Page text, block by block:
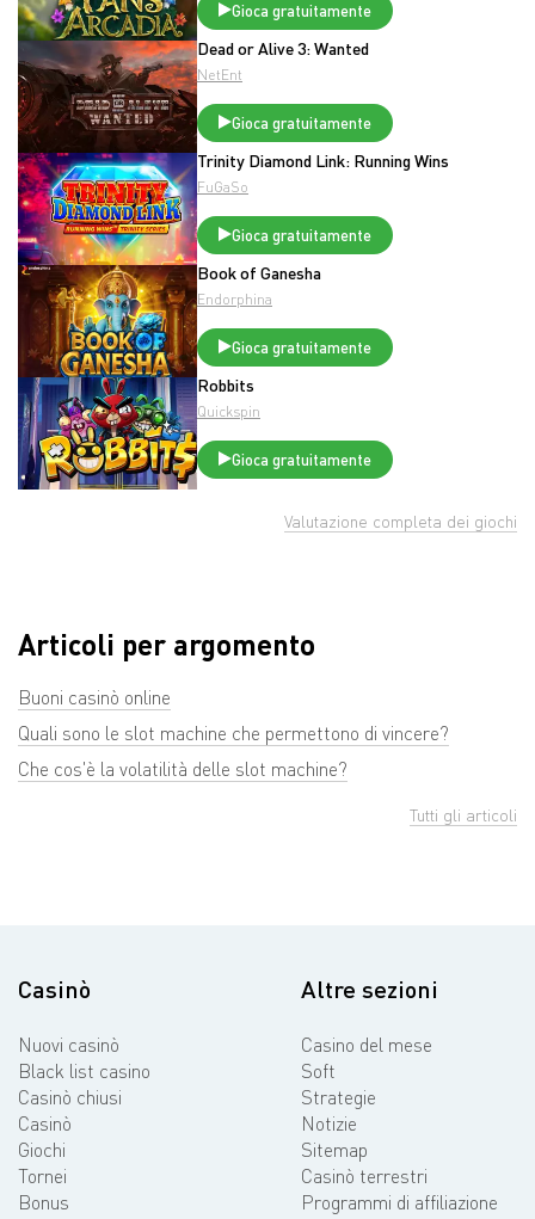
Gioca gratuitamente
Dead or Alive 3: Wanted
NetEnt
Gioca gratuitamente
Trinity Diamond Link: Running Wins
FuGaSo
Gioca gratuitamente
Book of Ganesha
Endorphina
Gioca gratuitamente
Robbits
Quickspin
Gioca gratuitamente
Valutazione completa dei giochi
Articoli per argomento
Buoni casinò online
Quali sono le slot machine che permettono di vincere?
Che cos'è la volatilità delle slot machine?
Tutti gli articoli
Casinò
Nuovi casinò
Black list casino
Casinò chiusi
Casinò
Giochi
Tornei
Bonus
Altre sezioni
Casino del mese
Soft
Strategie
Notizie
Sitemap
Casinò terrestri
Programmi di affiliazione